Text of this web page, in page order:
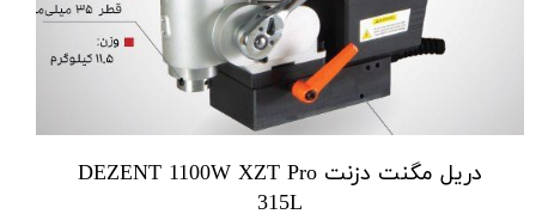
دریل مگنت دزنت DEZENT 1100W XZT Pro
315L